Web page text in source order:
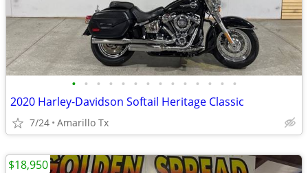
• • • • • • • • • • • • • •
2020 Harley-Davidson Softail Heritage Classic
7/24 Amarillo Tx
$18,950